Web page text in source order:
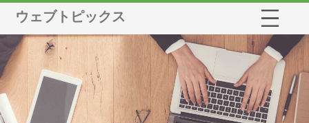
ウェブトピックス